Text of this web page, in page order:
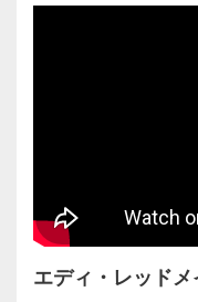
エディ・レッド